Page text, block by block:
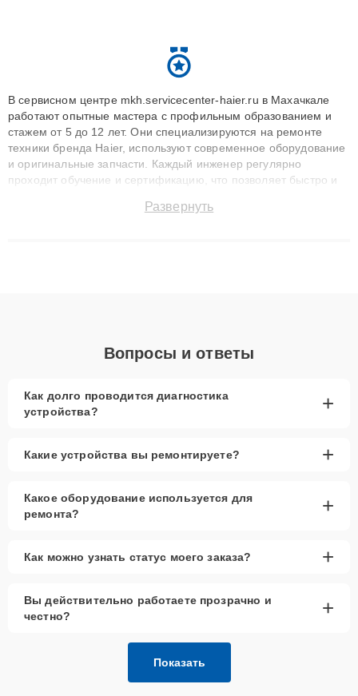
В сервисном центре mkh.servicecenter-haier.ru в Махачкале
работают опытные мастера с профильным образованием и
стажем от 5 до 12 лет. Они специализируются на ремонте
техники бренда Haier, используют современное оборудование
и оригинальные запчасти. Каждый инженер регулярно
проходит обучение и сертификацию, что позволяет быстро и
сохранением гарантии до 3 лет. Наши мастера решают
Развернуть
Вопросы и ответы
Как долго проводится диагностика
устройства?
+
Какие устройства вы ремонтируете? +
Какое оборудование используется для
ремонта?
+
Как можно узнать статус моего заказа? +
Вы действительно работаете прозрачно и
честно?
+
Показать